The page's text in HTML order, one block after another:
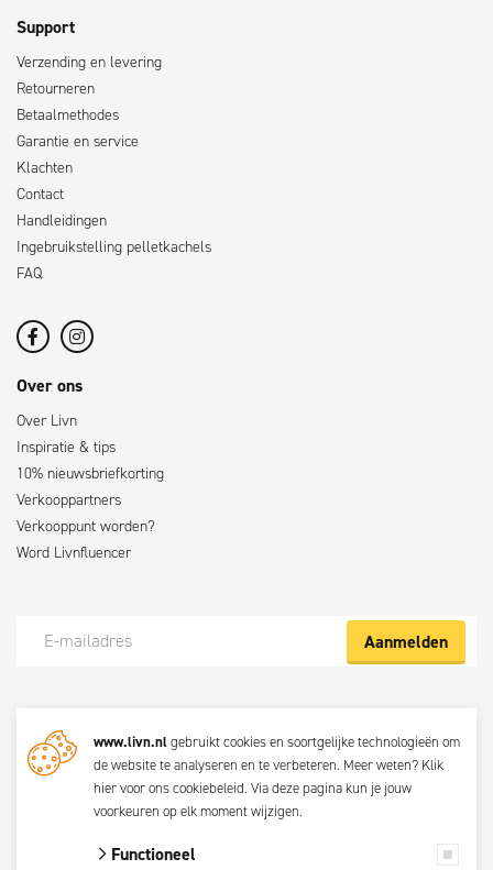
Support
Verzending en levering
Retourneren
Betaalmethodes
Garantie en service
Klachten
Contact
Handleidingen
Ingebruikstelling pelletkachels
FAQ
Over ons
Over Livn
Inspiratie & tips
10% nieuwsbriefkorting
Verkooppartners
Verkooppunt worden?
Word Livnfluencer
Aanmelden
De beste klustips en aanbiedingen maandelijks in jouw mailbox? Schrijf
je dan nu in voor de Livn nieuwsbrief. Bij inschrijving ga je akkoord met
privacyverklaring.
www.livn.nlgebruikt cookies en soortgelijke technologieën om
de website te analyseren en te verbeteren. Meer weten? Klik
hier voor ons cookiebeleid. Viadeze pagina kun je jouw
voorkeuren op elk moment wijzigen.
Functioneel